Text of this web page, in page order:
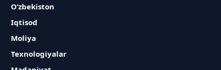
O‘zbekiston
Iqtisod
Moliya
Texnologiyalar